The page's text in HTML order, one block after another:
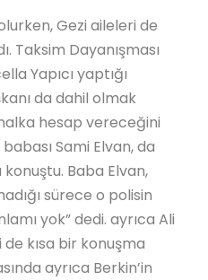
Gezi aileleri de
Taksim Dayanışması
Yapıcı yaptığı
da dahil olmak
hesap vereceğini
Sami Elvan, da
konuştu. Baba Elvan,
sürece o polisin
yok” dedi. ayrıca Ali
de kısa bir konuşma
ayrıca Berkin’in